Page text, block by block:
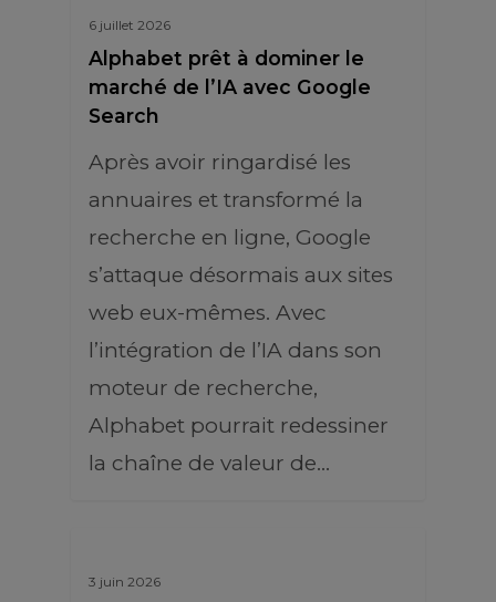
6 juillet 2026
Alphabet prêt à dominer le
marché de l’IA avec Google
Search
Après avoir ringardisé les
annuaires et transformé la
recherche en ligne, Google
s’attaque désormais aux sites
web eux-mêmes. Avec
l’intégration de l’IA dans son
moteur de recherche,
Alphabet pourrait redessiner
la chaîne de valeur de…
3 juin 2026